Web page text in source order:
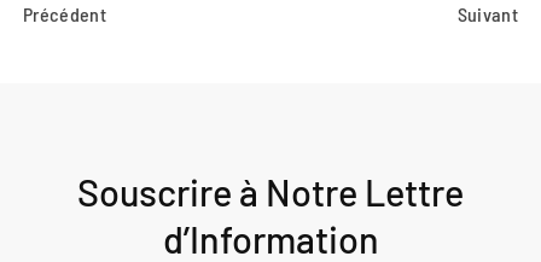
Précédent Suivant
Souscrire à Notre Lettre
d’Information